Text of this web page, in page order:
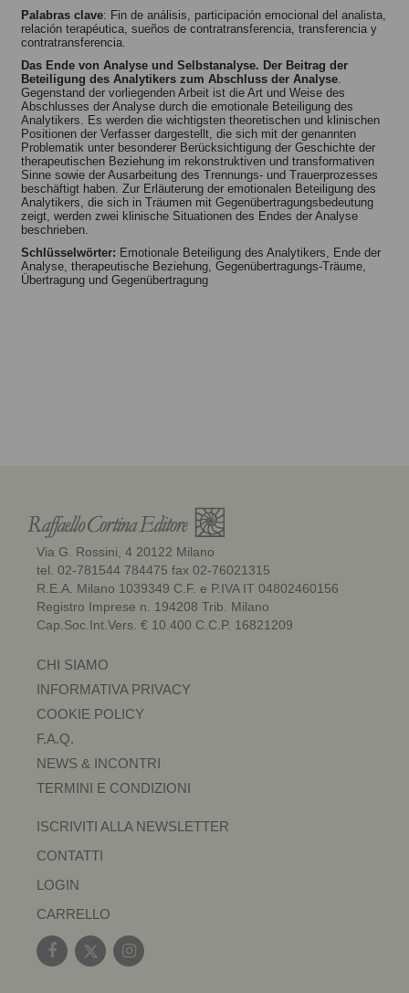
Palabras clave: Fin de análisis, participación emocional del analista,
relación terapéutica, sueños de contratransferencia, transferencia y
contratransferencia.
Das Ende von Analyse und Selbstanalyse. Der Beitrag der
Beteiligung des Analytikers zum Abschluss der Analyse
Gegenstand der vorliegenden Arbeit ist die Art und Weise des
Abschlusses der Analyse durch die emotionale Beteiligung des
Analytikers. Es werden die wichtigsten theoretischen und klinischen
Positionen der Verfasser dargestellt, die sich mit der genannten
Problematik unter besonderer Berücksichtigung der Geschichte der
therapeutischen Beziehung im rekonstruktiven und transformativen
Sinne sowie der Ausarbeitung des Trennungs- und Trauerprozesses
beschäftigt haben. Zur Erläuterung der emotionalen Beteiligung des
Analytikers, die sich in Träumen mit Gegenübertragungsbedeutung
zeigt, werden zwei klinische Situationen des Endes der Analyse
beschrieben.
Schlüsselwörter: Emotionale Beteiligung des Analytikers, Ende der
Analyse, therapeutische Beziehung, Gegenübertragungs-Träume,
Übertragung und Gegenübertragung
Via G. Rossini, 4 20122 Milano
tel. 02-781544 784475 fax 02-76021315
R.E.A. Milano 1039349 C.F. e P.IVA IT 04802460156
Registro Imprese n. 194208 Trib. Milano
Cap.Soc.Int.Vers. € 10.400 C.C.P. 16821209
CHI SIAMO
INFORMATIVA PRIVACY
COOKIE POLICY
F.A.Q.
NEWS & INCONTRI
TERMINI E CONDIZIONI
ISCRIVITI ALLA NEWSLETTER
CONTATTI
LOGIN
CARRELLO